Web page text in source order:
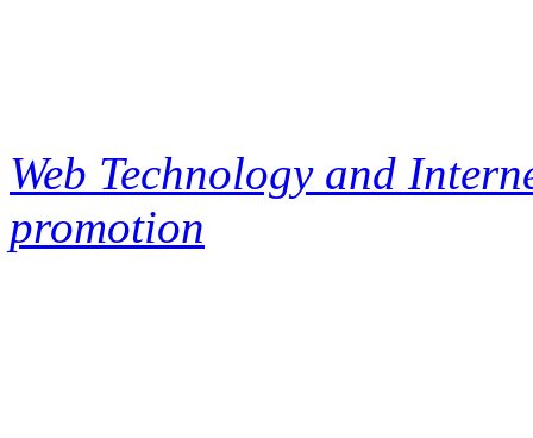
Web Technology and
promotion